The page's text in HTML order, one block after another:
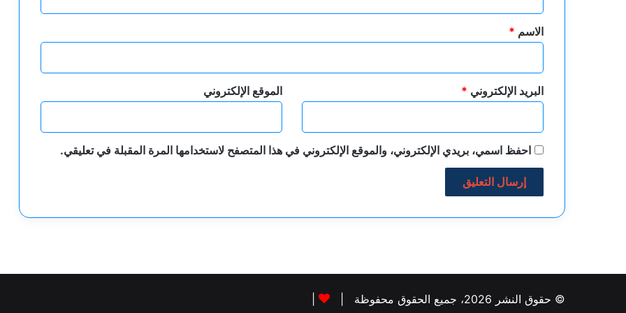
*
الاسم *
البريد الإلكتروني * الموقع الإلكتروني
احفظ اسمي، بريدي الإلكتروني، والموقع الإلكتروني في هذا المتصفح لاستخدامها المرة المقبلة في تعليقي.
© حقوق النشر 2026، جميع الحقوق محفوظة |